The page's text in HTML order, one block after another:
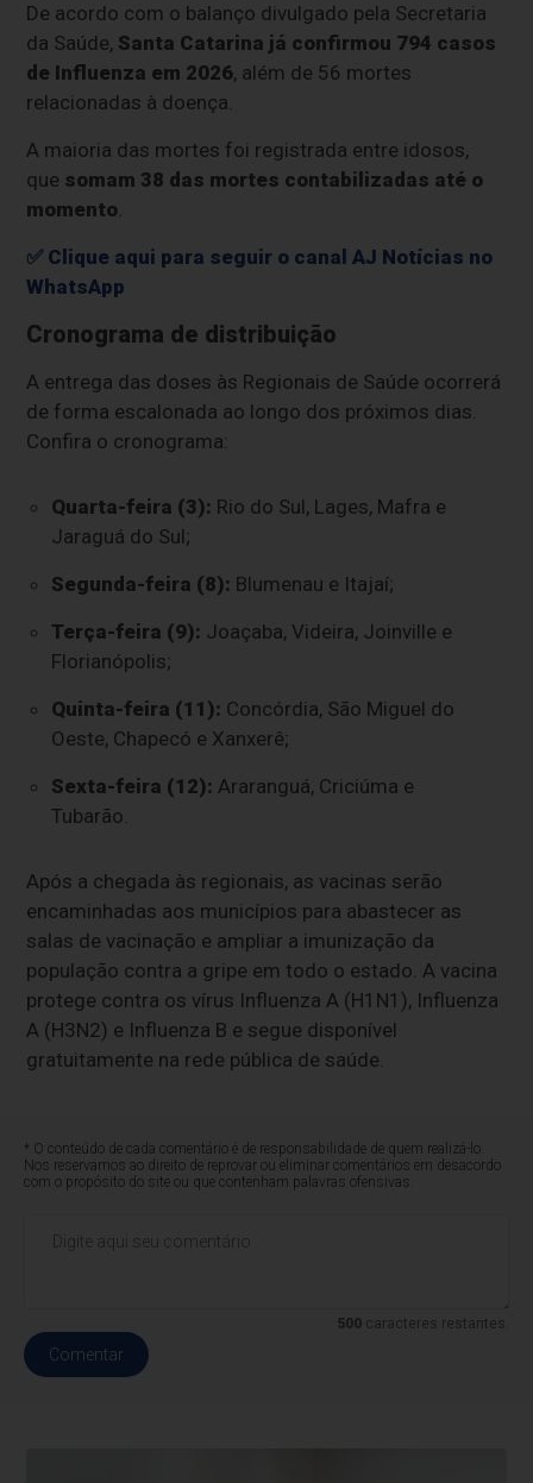
De acordo com o balanço divulgado pela Secretaria
da Saúde, Santa Catarina já confirmou 794 casos
de Influenza em 2026, além de 56 mortes
relacionadas à doença.
A maioria das mortes foi registrada entre idosos,
que somam 38 das mortes contabilizadas até o
momento.
✅ Clique aqui para seguir o canal AJ Notícias no
WhatsApp
Cronograma de distribuição
A entrega das doses às Regionais de Saúde ocorrerá
de forma escalonada ao longo dos próximos dias.
Confira o cronograma:
Quarta-feira (3): Rio do Sul, Lages, Mafra e
Jaraguá do Sul;
Segunda-feira (8): Blumenau e Itajaí;
Terça-feira (9): Joaçaba, Videira, Joinville e
Florianópolis;
Quinta-feira (11): Concórdia, São Miguel do
Oeste, Chapecó e Xanxerê;
Sexta-feira (12): Araranguá, Criciúma e
Tubarão.
Após a chegada às regionais, as vacinas serão
encaminhadas aos municípios para abastecer as
salas de vacinação e ampliar a imunização da
população contra a gripe em todo o estado. A vacina
protege contra os vírus Influenza A (H1N1), Influenza
A (H3N2) e Influenza B e segue disponível
gratuitamente na rede pública de saúde.
* O conteúdo de cada comentário é de responsabilidade de quem realizá-lo.
Nos reservamos ao direito de reprovar ou eliminar comentários em desacordo
com o propósito do site ou que contenham palavras ofensivas.
500caracteres restantes.
Comentar